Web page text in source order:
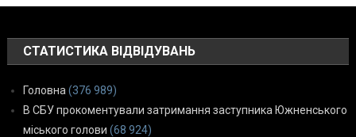
СТАТИСТИКА ВІДВІДУВАНЬ
Головна (376 989)
В СБУ прокоментували затримання заступника Южненського
міського голови (68 924)